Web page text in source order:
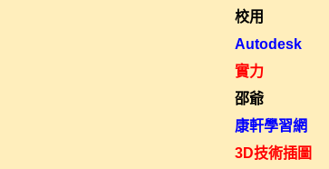
校用
Autodesk
實力
邵爺
康軒學習網
3D技術插圖